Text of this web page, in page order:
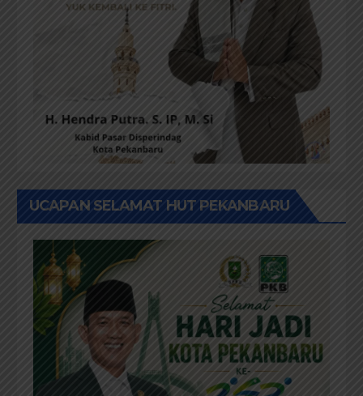
UCAPAN SELAMAT HUT PEKANBARU